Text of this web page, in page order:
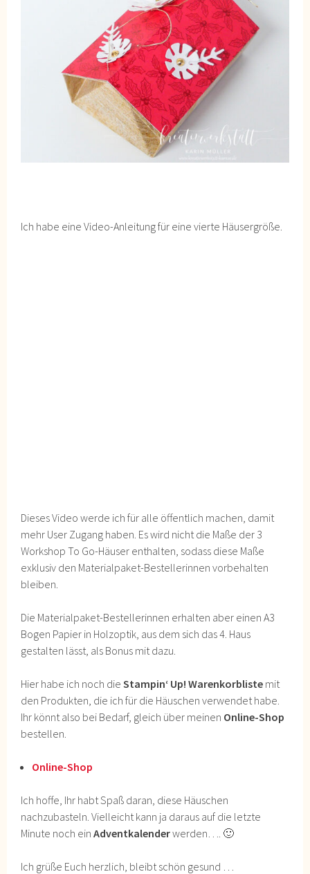
Ich habe eine Video-Anleitung für eine vierte Häusergröße.
Dieses Video werde ich für alle öffentlich machen, damit
mehr User Zugang haben. Es wird nicht die Maße der 3
Workshop To Go-Häuser enthalten, sodass diese Maße
exklusiv den Materialpaket-Bestellerinnen vorbehalten
bleiben.
Die Materialpaket-Bestellerinnen erhalten aber einen A3
Bogen Papier in Holzoptik, aus dem sich das 4. Haus
gestalten lässt, als Bonus mit dazu.
Hier habe ich noch dieStampin‘ Up! Warenkorbliste mit
den Produkten, die ich für die Häuschen verwendet habe.
Ihr könnt also bei Bedarf, gleich über meinen Online-Shop
bestellen.
Online-Shop
Ich hoffe, Ihr habt Spaß daran, diese Häuschen
nachzubasteln. Vielleicht kann ja daraus auf die letzte
Minute noch einAdventkalenderwerden…. 🙂
Ich grüße Euch herzlich, bleibt schön gesund …